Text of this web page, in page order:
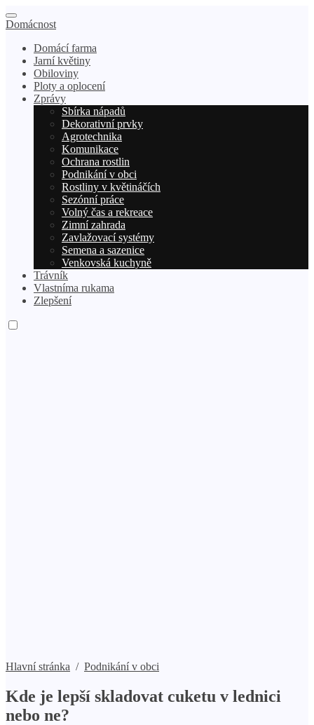
Domácnost
Domácí farma
Jarní květiny
Obiloviny
Ploty a oplocení
Zprávy
Sbírka nápadů
Dekorativní prvky
Agrotechnika
Komunikace
Ochrana rostlin
Podnikání v obci
Rostliny v květináčích
Sezónní práce
Volný čas a rekreace
Zimní zahrada
Zavlažovací systémy
Semena a sazenice
Venkovská kuchyně
Trávník
Vlastníma rukama
Zlepšení
Hlavní stránka / Podnikání v obci
Kde je lepší skladovat cuketu v lednici
nebo ne?